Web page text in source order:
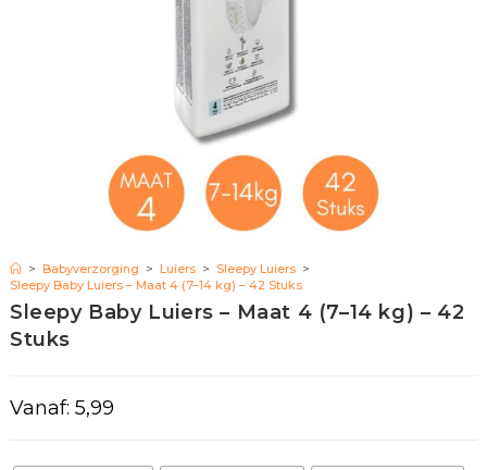
> Babyverzorging > Luiers > Sleepy Luiers >
Sleepy Baby Luiers – Maat 4 (7–14 kg) – 42 Stuks
Sleepy Baby Luiers – Maat 4 (7–14 kg) – 42
Stuks
Vanaf: 5,99